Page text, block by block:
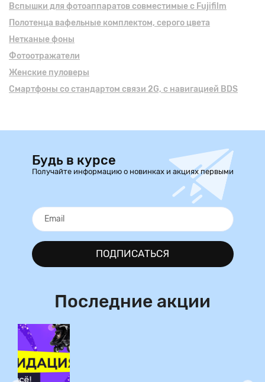
Вспышки для фотоаппаратов совместимые с Fujifilm
Полотенца вафельные комплектом, серого цвета
Нетканые фоны
Фотоотражатели
Женские пуловеры
Смартфоны cо стандартом связи 2G, с навигацией BDS
Будь в курсе
Получайте информацию о новинках и акциях первыми
ПОДПИСАТЬСЯ
Последние акции